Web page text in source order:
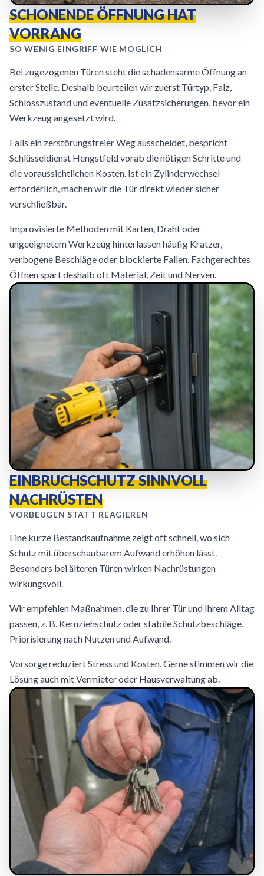
SCHONENDE ÖFFNUNG HAT
VORRANG
SO WENIG EINGRIFF WIE MÖGLICH
Bei zugezogenen Türen steht die schadensarme Öffnung an
erster Stelle. Deshalb beurteilen wir zuerst Türtyp, Falz,
Schlosszustand und eventuelle Zusatzsicherungen, bevor ein
Werkzeug angesetzt wird.
Falls ein zerstörungsfreier Weg ausscheidet, bespricht
Schlüsseldienst Hengstfeld vorab die nötigen Schritte und
die voraussichtlichen Kosten. Ist ein Zylinderwechsel
erforderlich, machen wir die Tür direkt wieder sicher
verschließbar.
Improvisierte Methoden mit Karten, Draht oder
ungeeignetem Werkzeug hinterlassen häufig Kratzer,
verbogene Beschläge oder blockierte Fallen. Fachgerechtes
Öffnen spart deshalb oft Material, Zeit und Nerven.
EINBRUCHSCHUTZ SINNVOLL
NACHRÜSTEN
VORBEUGEN STATT REAGIEREN
Eine kurze Bestandsaufnahme zeigt oft schnell, wo sich
Schutz mit überschaubarem Aufwand erhöhen lässt.
Besonders bei älteren Türen wirken Nachrüstungen
wirkungsvoll.
Wir empfehlen Maßnahmen, die zu Ihrer Tür und Ihrem Alltag
passen, z. B. Kernziehschutz oder stabile Schutzbeschläge.
Priorisierung nach Nutzen und Aufwand.
Vorsorge reduziert Stress und Kosten. Gerne stimmen wir die
Lösung auch mit Vermieter oder Hausverwaltung ab.